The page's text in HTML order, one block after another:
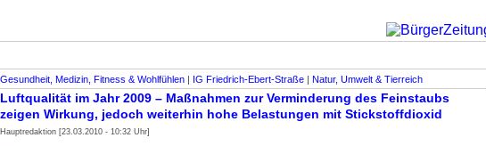
Gesundheit, Medizin, Fitness & Wohlfühlen | IG Friedrich-Ebert-Straße | Natur, Umwelt & Tierreich
Luftqualität im Jahr 2009 – Maßnahmen zur Verminderung des Feinstaubs
zeigen Wirkung, jedoch weiterhin hohe Belastungen mit Stickstoffdioxid
Hauptredaktion [23.03.2010 - 10:32 Uhr]